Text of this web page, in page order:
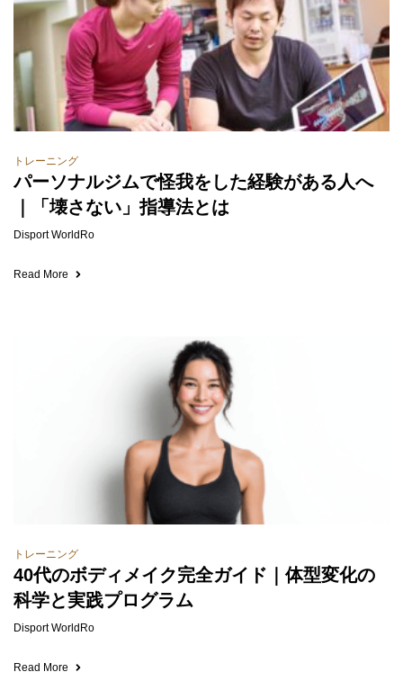
トレーニング
パーソナルジムで怪我をした経験がある人へ
｜「壊さない」指導法とは
Disport WorldRo
Read More
トレーニング
40代のボディメイク完全ガイド｜体型変化の
科学と実践プログラム
Disport WorldRo
Read More